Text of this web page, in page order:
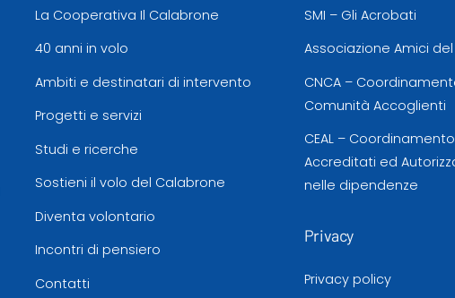
La Cooperativa Il Calabrone
40 anni in volo
Ambiti e destinatari di intervento
Progetti e servizi
Studi e ricerche
Sostieni il volo del Calabrone
Diventa volontario
Incontri di pensiero
Contatti
SMI – Gli Acrobati
Associazione Amici
CNCA –
Comunità Accoglienti
CEAL –
Accreditati ed
nelle dipendenze
Privacy
Privacy policy